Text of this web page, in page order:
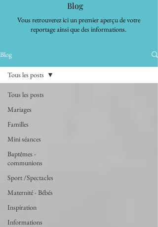
Blog
Vous retrouverez ici un premier aperçu de votre
reportage ainsi que des informations.
Blog
Tous les posts
Mariages
Familles
Mini séances
Baptêmes -
communions
Sport /Spectacles
Maternité - Bébés
Inspiration
Informations
Tous les posts